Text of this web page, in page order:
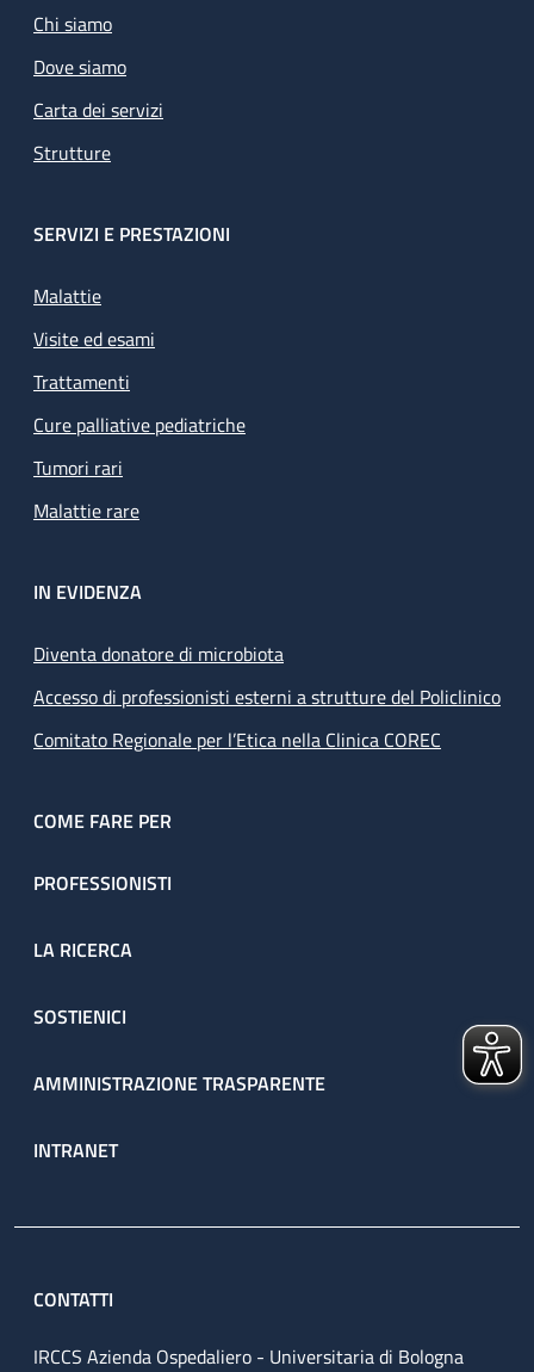
Chi siamo
Dove siamo
Carta dei servizi
Strutture
SERVIZI E PRESTAZIONI
Malattie
Visite ed esami
Trattamenti
Cure palliative pediatriche
Tumori rari
Malattie rare
IN EVIDENZA
Diventa donatore di microbiota
Accesso di professionisti esterni a strutture del Policlinico
Comitato Regionale per l’Etica nella Clinica COREC
COME FARE PER
PROFESSIONISTI
LA RICERCA
SOSTIENICI
AMMINISTRAZIONE TRASPARENTE
INTRANET
CONTATTI
IRCCS Azienda Ospedaliero - Universitaria di Bologna